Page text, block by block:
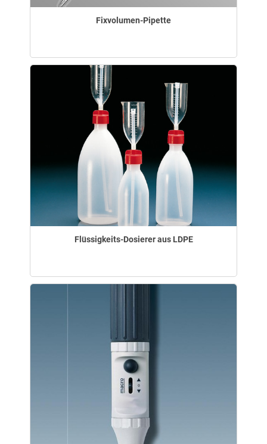
Fixvolumen-Pipette
Flüssigkeits-Dosierer aus LDPE